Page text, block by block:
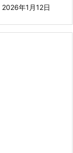
2026年1月12日